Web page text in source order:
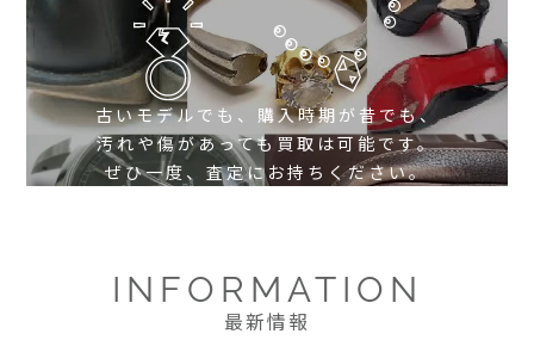
古いモデルでも、購入時期が昔でも、
汚れや傷があっても買取は可能です。
ぜひ一度、査定にお持ちください。
INFORMATION
最新情報